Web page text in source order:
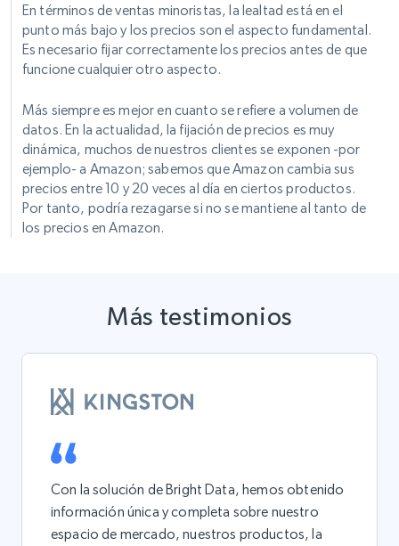
En términos de ventas minoristas, la lealtad está en el
punto más bajo y los precios son el aspecto fundamental.
Es necesario fijar correctamente los precios antes de que
funcione cualquier otro aspecto.
Más siempre es mejor en cuanto se refiere a volumen de
datos. En la actualidad, la fijación de precios es muy
dinámica, muchos de nuestros clientes se exponen -por
ejemplo- a Amazon; sabemos que Amazon cambia sus
precios entre 10 y 20 veces al día en ciertos productos.
Por tanto, podría rezagarse si no se mantiene al tanto de
los precios en Amazon.
Más testimonios
Con la solución de Bright Data, hemos obtenido
información única y completa sobre nuestro
espacio de mercado, nuestros productos, la